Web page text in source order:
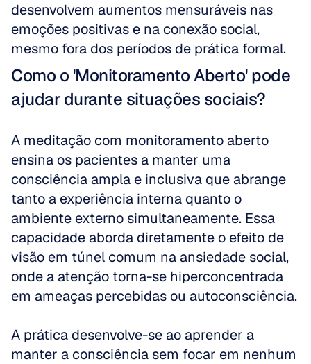
desenvolvem aumentos mensuráveis nas
emoções positivas e na conexão social,
mesmo fora dos períodos de prática formal.
Como o 'Monitoramento Aberto' pode
ajudar durante situações sociais?
A meditação com monitoramento aberto
ensina os pacientes a manter uma
consciência ampla e inclusiva que abrange
tanto a experiência interna quanto o
ambiente externo simultaneamente. Essa
capacidade aborda diretamente o efeito de
visão em túnel comum na ansiedade social,
onde a atenção torna-se hiperconcentrada
em ameaças percebidas ou autoconsciência.
A prática desenvolve-se ao aprender a
manter a consciência sem focar em nenhum